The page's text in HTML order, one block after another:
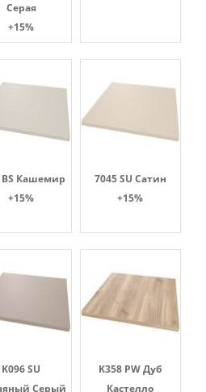
Серая
+15%
BS Кашемир
+15%
7045 SU Сатин
+15%
K096 SU
Серый
K358 PW Дуб
Кастелло